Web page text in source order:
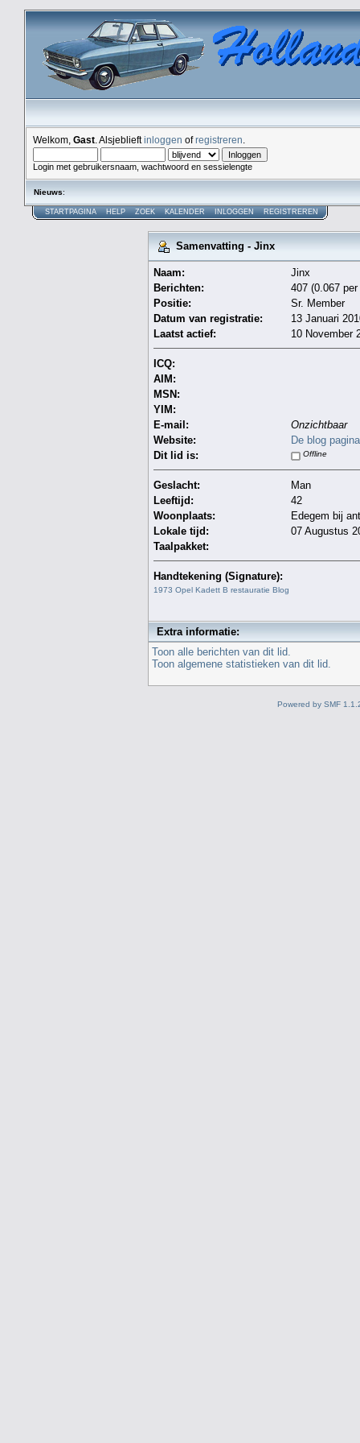
Welkom, Gast . Alsjeblieftinloggen ofregistreren
Login met gebruikersnaam, wachtwoord en sessielengte
Nieuws:
STARTPAGINA HELP ZOEK KALENDER INLOGGEN REGISTREREN
Samenvatting - Jinx
Naam:
Jinx
Berichten:
407 (0.067 per
Positie:
Sr. Member
Datum van registratie:
13 Januari
Laatst actief:
10 November
ICQ:
AIM:
MSN:
YIM:
E-mail:
Onzichtbaar
Website:
De blog
Dit lid is:
Offline
Geslacht:
Man
Leeftijd:
42
Woonplaats:
Edegem bij
Lokale tijd:
07 Augustus
Taalpakket:
Handtekening (Signature):
1973 Opel Kadett B restauratie Blog
Extra informatie:
Toon alle berichten van dit lid.
Toon algemene statistieken van dit lid.
Powered by SMF